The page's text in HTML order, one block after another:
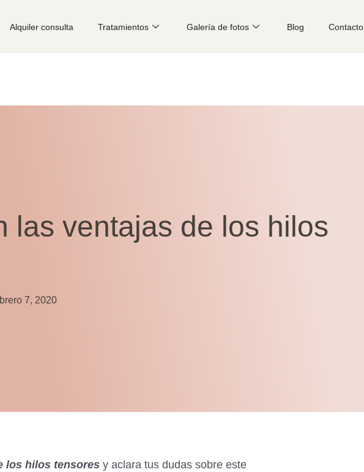
Alquiler consulta Tratamientos Galería de fotos Blog Contacto
las ventajas de los hilos
7, 2020
los hilos tensoresy aclara tus dudas sobre este